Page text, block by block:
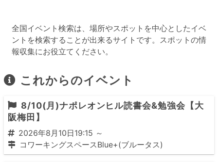
全国イベント検索は、場所やスポットを中心としたイベ
ントを検索することが出来るサイトです。スポットの情
報収集にお役立てください。
これからのイベント
8/10(月)ナポレオンヒル読書会&勉強会【大
阪梅田】
2026年8月10日19:15 ～
コワーキングスペースBlue+(ブルータス)